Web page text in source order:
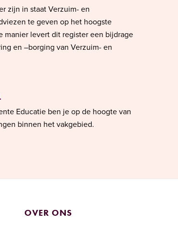
zijn in staat Verzuim- en
te geven op het hoogste
manier levert dit register een bijdrage
en –borging van Verzuim- en
Educatie ben je op de hoogte van
binnen het vakgebied.
OVER ONS